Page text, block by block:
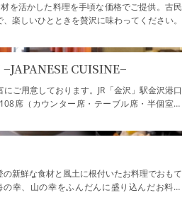
を活かした料理を手頃な価格でご提供。古民
楽しいひとときを贅沢に味わってください。
CUISINE−
ご用意しております。JR「金沢」駅金沢港口
席（カウンター席・テーブル席・半個室）
新鮮な食材と風土に根付いたお料理でおもて
幸、山の幸をふんだんに盛り込んだお料理